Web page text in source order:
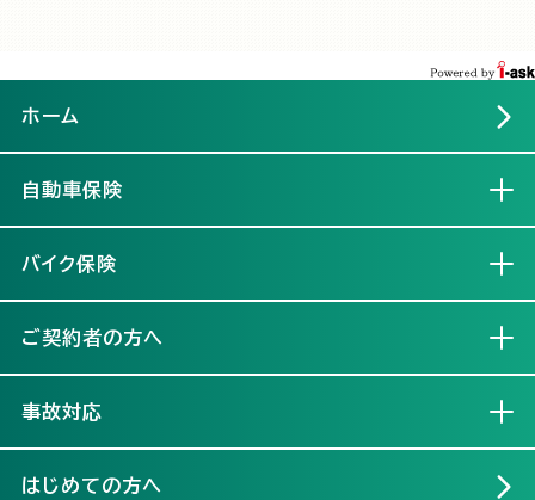
ホーム
自動車保険
バイク保険
ご契約者の方へ
事故対応
はじめての方へ